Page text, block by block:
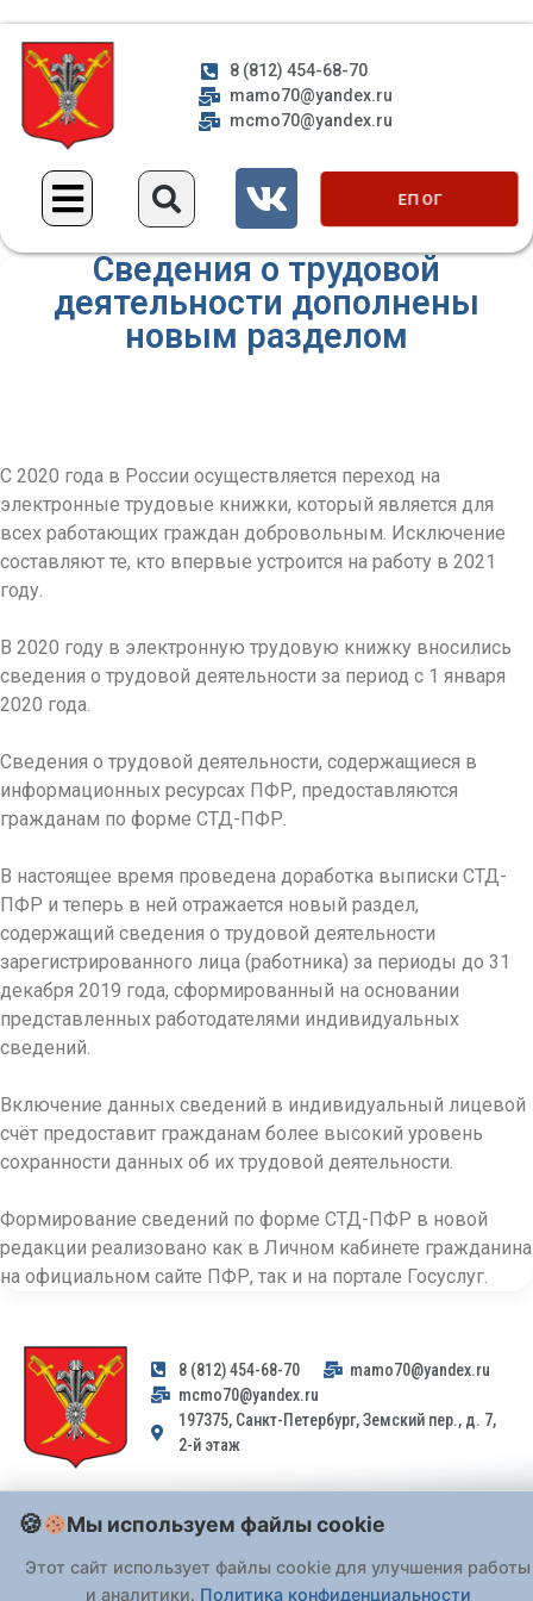
8 (812) 454-68-70
mamo70@yandex.ru
mcmo70@yandex.ru
ЕП ОГ
Сведения о трудовой
деятельности дополнены
новым разделом
С 2020 года в России осуществляется переход на
электронные трудовые книжки, который является для
всех работающих граждан добровольным. Исключение
составляют те, кто впервые устроится на работу в 2021
году.
В 2020 году в электронную трудовую книжку вносились
сведения о трудовой деятельности за период с 1 января
2020 года.
Сведения о трудовой деятельности, содержащиеся в
информационных ресурсах ПФР, предоставляются
гражданам по форме СТД-ПФР.
В настоящее время проведена доработка выписки СТД-
ПФР и теперь в ней отражается новый раздел,
содержащий сведения о трудовой деятельности
зарегистрированного лица (работника) за периоды до 31
декабря 2019 года, сформированный на основании
представленных работодателями индивидуальных
сведений.
Включение данных сведений в индивидуальный лицевой
счёт предоставит гражданам более высокий уровень
сохранности данных об их трудовой деятельности.
Формирование сведений по форме СТД-ПФР в новой
редакции реализовано как в Личном кабинете гражданина
на официальном сайте ПФР, так и на портале Госуслуг.
8 (812) 454-68-70
mamo70@yandex.ru
mcmo70@yandex.ru
197375, Санкт-Петербург, Земский пер., д. 7,
2-й этаж
адрес email, не могут быть рассмотрены на основании
принимаются только: по почте, черезпортал «Госуслуги» (ЕПГУ)
Мы используем файлы cookie
Этот сайт использует файлы cookie для улучшения работы
и аналитики. Политика конфиденциальности